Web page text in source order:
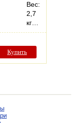
Вес:
2,7
кг…
Купить